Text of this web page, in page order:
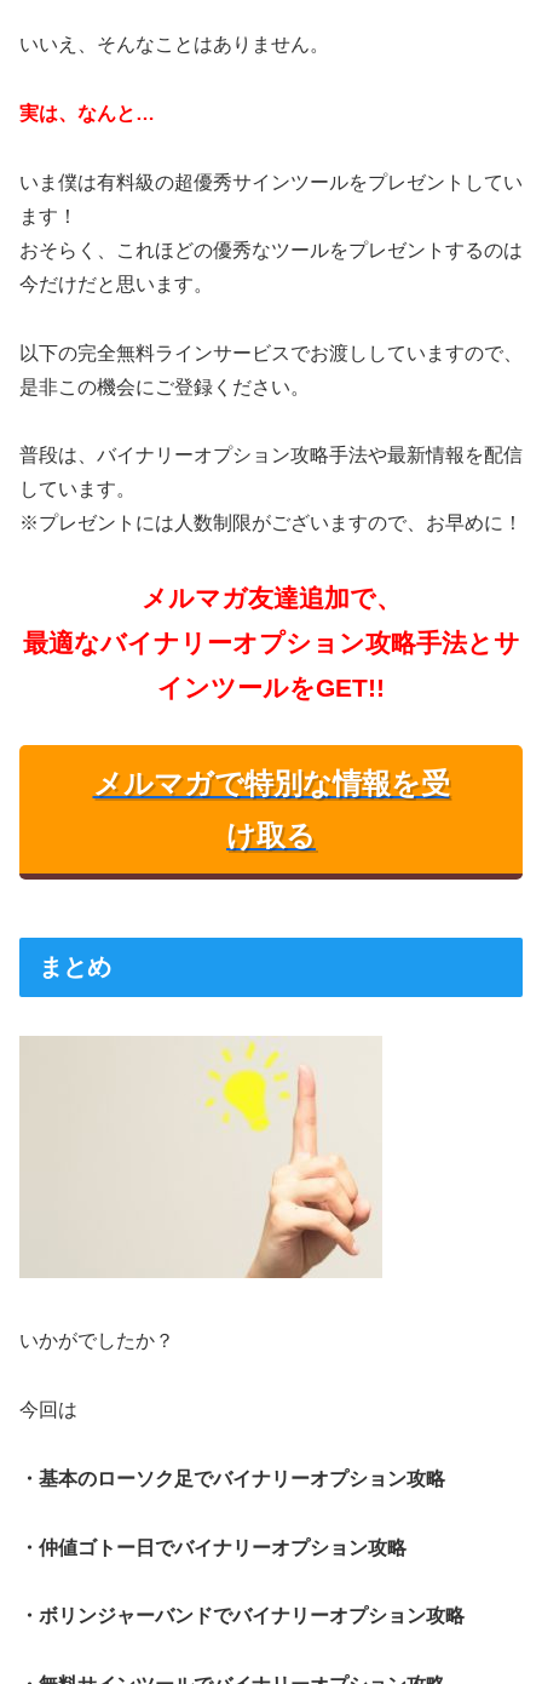
いいえ、そんなことはありません。
実は、なんと…
いま僕は有料級の超優秀サインツールをプレゼントしてい
ます！
おそらく、これほどの優秀なツールをプレゼントするのは
今だけだと思います。
以下の完全無料ラインサービスでお渡ししていますので、
是非この機会にご登録ください。
普段は、バイナリーオプション攻略手法や最新情報を配信
しています。
※プレゼントには人数制限がございますので、お早めに！
メルマガ友達追加で、
最適なバイナリーオプション攻略手法とサ
インツールをGET!!
メルマガで特別な情報を受
け取る
まとめ
いかがでしたか？
今回は
・基本のローソク足でバイナリーオプション攻略
・仲値ゴトー日でバイナリーオプション攻略
・ボリンジャーバンドでバイナリーオプション攻略